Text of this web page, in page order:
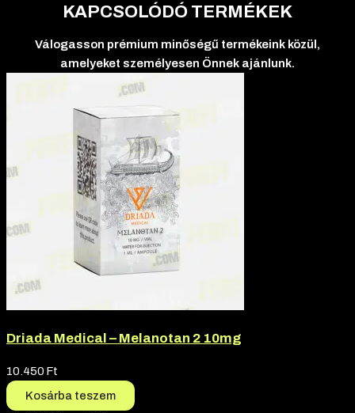
KAPCSOLÓDÓ TERMÉKEK
Válogasson prémium minőségű termékeink közül,
amelyeket személyesen Önnek ajánlunk.
Driada Medical – Melanotan 2 10mg
10.450 Ft
Kosárba teszem